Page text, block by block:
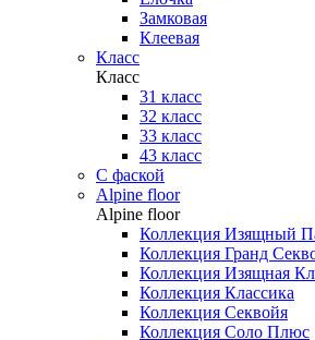
Замковая
Клеевая
Класс
Класс
31 класс
32 класс
33 класс
43 класс
С фаской
Alpine floor
Alpine floor
Коллекция Изящный
Коллекция Гранд
Коллекция Изящная
Коллекция Классика
Коллекция Секвойя
Коллекция Соло Плюс